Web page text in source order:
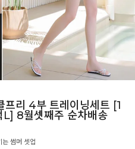
리 4부 트레이닝세트 [1
L] 8월셋째주 순차배송
는 썸머 셋업